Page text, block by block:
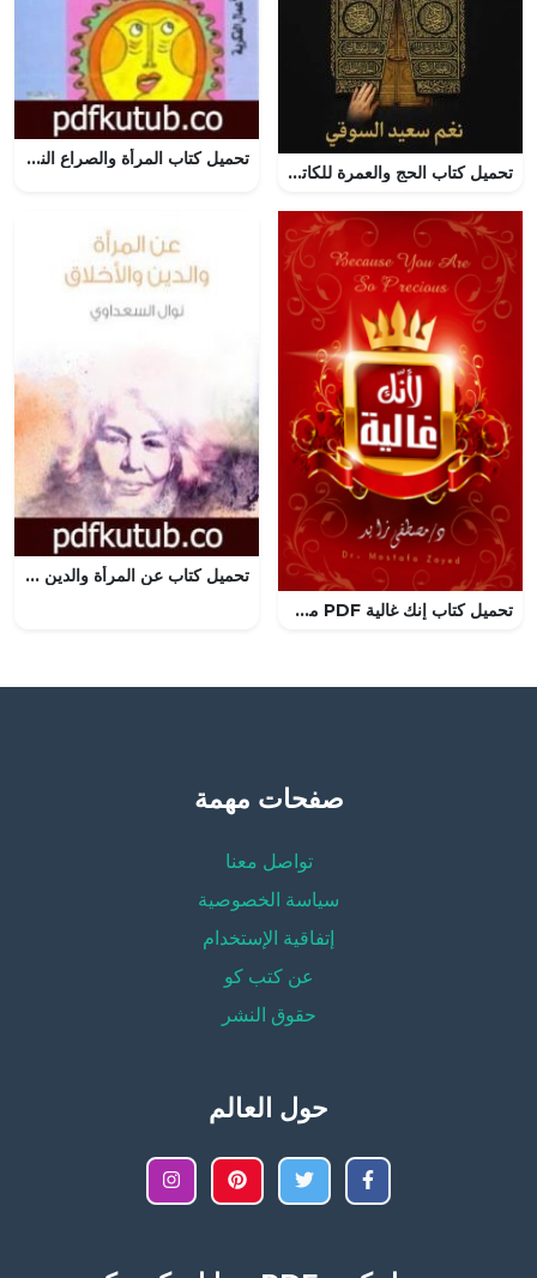
تحميل كتاب الحج والعمرة للكاتبة نغم سعيد السوقي بصيغة PDF مجانا
تحميل كتاب المرأة والصراع النفسي PDF تأليف نوال السعداوي مجانا [كامل]
تحميل كتاب إنك غالية PDF مصطفى زايد مجانا برابط مباشر
تحميل كتاب عن المرأة والدين والأخلاق PDF تأليف نوال السعداوي مجانا [كامل]
صفحات مهمة
تواصل معنا
سياسة الخصوصية
إتفاقية الإستخدام
عن كتب كو
حقوق النشر
حول العالم